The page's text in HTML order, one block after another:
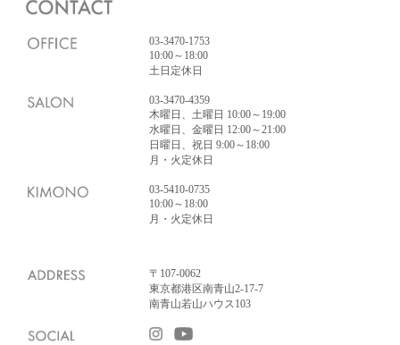
03-3470-1753
10:00～18:00
土日定休日
03-3470-4359
木曜日、土曜日 10:00～19:00
水曜日、金曜日 12:00～21:00
日曜日、祝日 9:00～18:00
月・火定休日
03-5410-0735
10:00～18:00
月・火定休日
〒107-0062
東京都港区南青山2-17-7
南青山若山ハウス103